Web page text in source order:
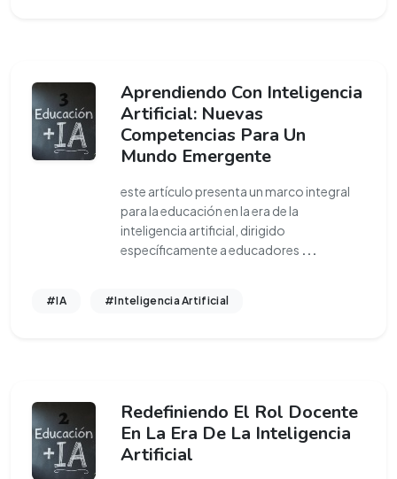
Aprendiendo Con Inteligencia
Artificial: Nuevas
Competencias Para Un
Mundo Emergente
este artículo presenta un marco integral
para la educación en la era de la
inteligencia artificial, dirigido
específicamente a educadores ...
#IA #Inteligencia Artificial
Redefiniendo El Rol Docente
En La Era De La Inteligencia
Artificial